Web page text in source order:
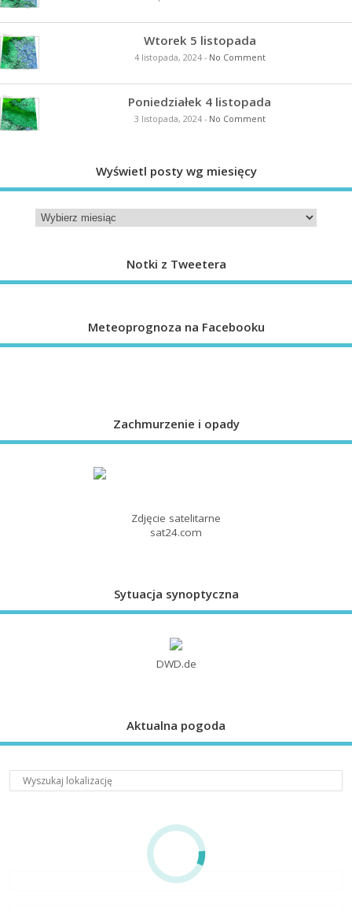
Wtorek 5 listopada
4 listopada, 2024- No Comment
Poniedziałek 4 listopada
3 listopada, 2024- No Comment
Wyświetl posty wg miesięcy
Notki z Tweetera
Meteoprognoza na Facebooku
Zachmurzenie i opady
Zdjęcie satelitarne
sat24.com
Sytuacja synoptyczna
DWD.de
Aktualna pogoda